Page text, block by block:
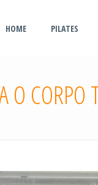
HOME PILATES
O CORPO